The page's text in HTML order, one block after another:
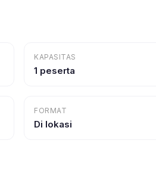
KAPASITAS
1 peserta
FORMAT
Di lokasi